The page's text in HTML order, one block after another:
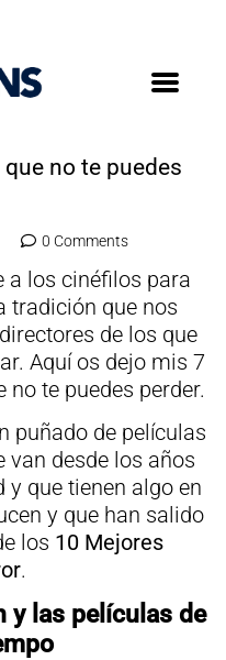
no te puedes
0 Comments
a los cinéfilos para
tradición que nos
de los que
Aquí os dejo mis 7
no te puedes perder.
puñado de películas
van desde los años
que tienen algo en
y que han salido
los 10 Mejores
.
y las películas de